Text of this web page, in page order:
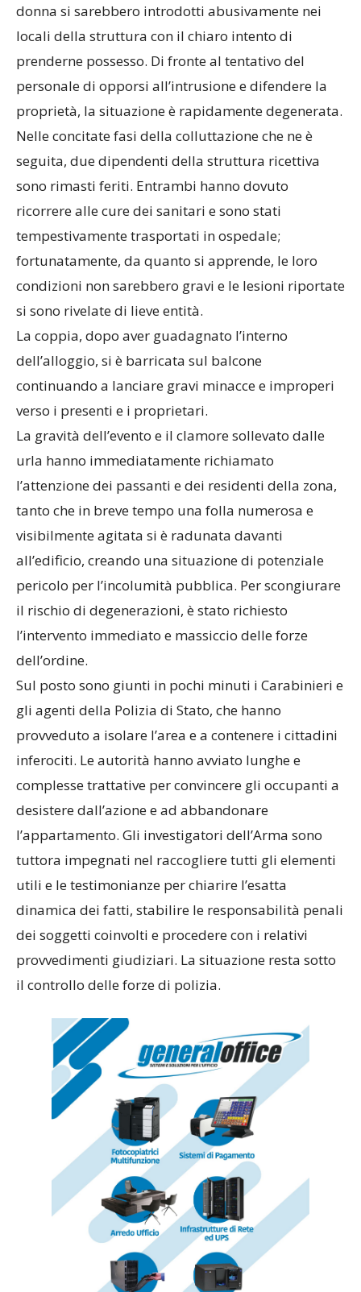
donna si sarebbero introdotti abusivamente nei
locali della struttura con il chiaro intento di
prenderne possesso. Di fronte al tentativo del
personale di opporsi all’intrusione e difendere la
proprietà, la situazione è rapidamente degenerata.
Nelle concitate fasi della colluttazione che ne è
seguita, due dipendenti della struttura ricettiva
sono rimasti feriti. Entrambi hanno dovuto
ricorrere alle cure dei sanitari e sono stati
tempestivamente trasportati in ospedale;
fortunatamente, da quanto si apprende, le loro
condizioni non sarebbero gravi e le lesioni riportate
si sono rivelate di lieve entità.
​La coppia, dopo aver guadagnato l’interno
dell’alloggio, si è barricata sul balcone
continuando a lanciare gravi minacce e improperi
verso i presenti e i proprietari.
​La gravità dell’evento e il clamore sollevato dalle
urla hanno immediatamente richiamato
l’attenzione dei passanti e dei residenti della zona,
tanto che in breve tempo una folla numerosa e
visibilmente agitata si è radunata davanti
all’edificio, creando una situazione di potenziale
pericolo per l’incolumità pubblica. Per scongiurare
il rischio di degenerazioni, è stato richiesto
l’intervento immediato e massiccio delle forze
dell’ordine.
​Sul posto sono giunti in pochi minuti i Carabinieri e
gli agenti della Polizia di Stato, che hanno
provveduto a isolare l’area e a contenere i cittadini
inferociti. Le autorità hanno avviato lunghe e
complesse trattative per convincere gli occupanti a
desistere dall’azione e ad abbandonare
l’appartamento. Gli investigatori dell’Arma sono
tuttora impegnati nel raccogliere tutti gli elementi
utili e le testimonianze per chiarire l’esatta
dinamica dei fatti, stabilire le responsabilità penali
dei soggetti coinvolti e procedere con i relativi
provvedimenti giudiziari. La situazione resta sotto
il controllo delle forze di polizia.